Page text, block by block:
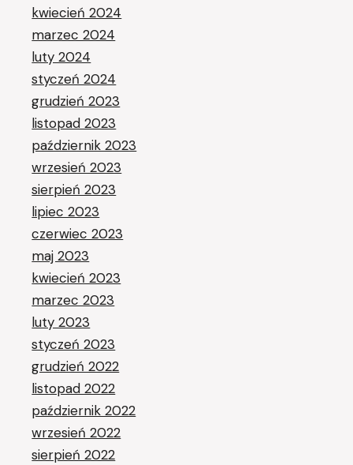
kwiecień 2024
marzec 2024
luty 2024
styczeń 2024
grudzień 2023
listopad 2023
październik 2023
wrzesień 2023
sierpień 2023
lipiec 2023
czerwiec 2023
maj 2023
kwiecień 2023
marzec 2023
luty 2023
styczeń 2023
grudzień 2022
listopad 2022
październik 2022
wrzesień 2022
sierpień 2022